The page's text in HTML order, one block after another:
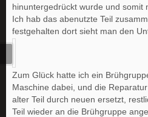
hinuntergedrückt wurde und somit
Ich hab das abenutzte Teil
festgehalten dort sieht man den
Zum Glück hatte ich ein
Maschine dabei, und die
alter Teil durch neuen ersetzt,
Teil wieder an die Brühgruppe